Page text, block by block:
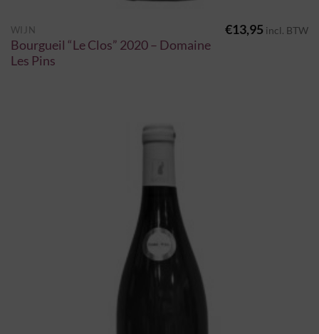
WIJN
Bourgueil “Le Clos” 2020 – Domaine
Les Pins
€13,95 incl. BTW